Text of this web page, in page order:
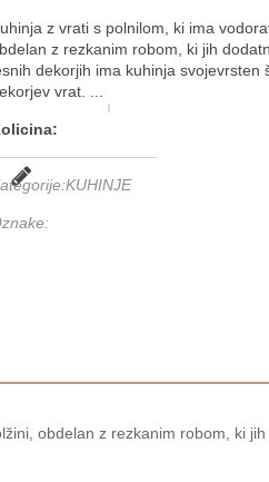
z vrati s polnilom, ki ima
z rezkanim robom, ki jih
dekorjih ima kuhinja svojevrsten
vrat. ...
:KUHINJE
:
obdelan z rezkanim robom, ki